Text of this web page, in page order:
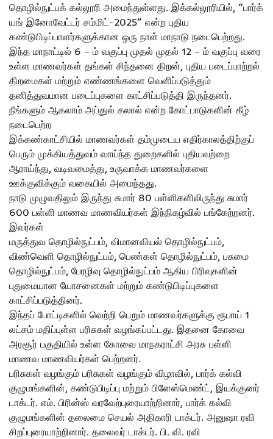
தொழில்நுட்பக் கல்லூரி அமைந்துள்ளது. இக்கல்லூரியில், “பார்க்
யங் இனோவேட்டர் சம்மிட்-2025” என்ற புதிய
கண்டுபிடிப்பாளர்களுக்கான ஒரு நாள் மாநாடு நடைபெற்றது.
இந்த மாநாட்டில் 6 – ம் வகுப்பு முதல் முதல் 12 – ம் வகுப்பு வரை
உள்ள மாணவர்கள் தங்கள் சிந்தனை திறன், புதிய படைப்பாற்றல்
திறமைகள் மற்றும் எண்ணங்களை வெளிப்படுத்தும்
தனித்துவமான படைப்புகளை காட்சிப்படுத்தி இருந்தனர்.
நீங்களும் ஆகலாம் அப்துல் கலால் என்ற கோட்பாடுகளின் கீழ்
நடைபெற்ற
இக்கண்காட்சியில் மாணவர்கள் தம்முடைய எதிர்காலத்திற்குப்
பெரும் முக்கியத்துவம் வாய்ந்த துறைகளில் புதியவற்றை
ஆராய்ந்து, வடிவமைத்து, உருவாக்க மாணவர்களை
ஊக்குவிக்கும் வகையில் அமைந்தது.
நாடு முழுவதிலும் இருந்து சுமார் 80 பள்ளிகளிலிருந்து சுமார்
600 பள்ளி மாணவ மாணவியர்கள் இந்நிகழ்வில் பங்கேற்றனர்.
இவர்கள்
மருத்துவ தொழில்நுட்பம், விமானவியல் தொழில்நுட்பம்,
விண்வெளி தொழில்நுட்பம், பெண்கள் தொழில்நுட்பம், பசுமை
தொழில்நுட்பம், பேரழிவு தொழில்நுட்பம் ஆகிய பிரிவுகளின்
புதுமையான யோசனைகள் மற்றும் கண்டுபிடிப்புகளை
காட்சிப்படுத்தினர்.
இந்தப் போட்டிகளில் வெற்றி பெறும் மாணவர்களுக்கு ரூபாய் 1
லட்சம் மதிப்புள்ள பரிசுகள் வழங்கப்பட்டது. இதனை கோவை
அரசூர் பகுதியில் உள்ள கோவை மாநகராட்சி அரசு பள்ளி
மாணவ மாணவியர்கள் பெற்றனர்.
பரிசுகள் வழங்கும் பரிசுகள் வழங்கும் விழாவில், பார்க் கல்வி
குழுமங்களின், கண்டுபிடிப்பு மற்றும் பிளேஸ்மெண்ட், இயக்குனர்
டாக்டர். எம். பிரின்ஸ் வரவேற்புரையாற்றினார், பார்க் கல்வி
குழுமங்களின் தலைமை செயல் அதிகாரி டாக்டர். அனுஷா ரவி
சிறப்புரையாற்றினார். தலைவர் டாக்டர். பி. வி. ரவி